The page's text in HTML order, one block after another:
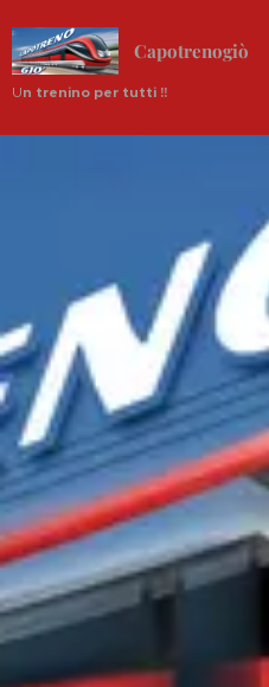
Capotrenogiò
Un trenino per tutti !!